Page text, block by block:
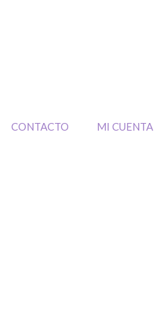
CONTACTO
MI CUENTA